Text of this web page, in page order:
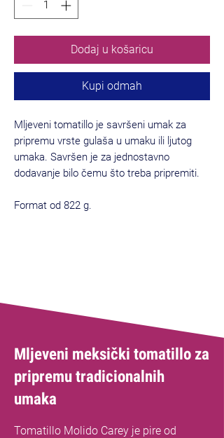
Dodaj u košaricu
Kupi odmah
Mljeveni tomatillo je savršeni umak za
pripremu vrste gulaša u umaku ili ljutog
umaka. Savršen je za jednostavno
dodavanje bilo čemu što treba pripremiti.
Format od 822 g.
Mljeveni meksički tomatillo za
pripremu tradicionalnih
umaka
Tomatillo Molido Carey je pire od